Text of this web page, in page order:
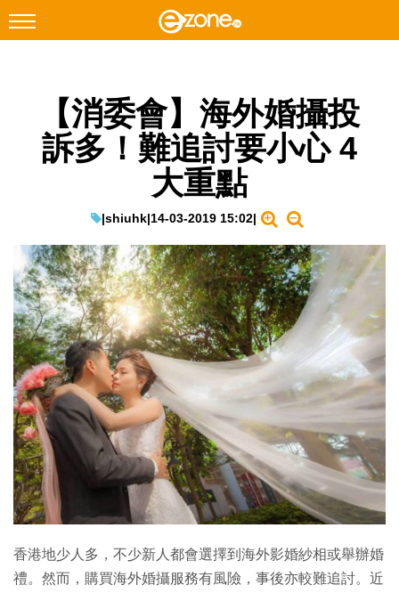
Facebook Instagram
科技焦點
教學評測
EduTech
IT Times
生成式AI與雲端應用
Enterprise Digital Transformation
特集
【消委會】海外婚攝投
訴多！難追討要小心 4
大重點
|shiuhk|14-03-2019 15:02|
香港地少人多，不少新人都會選擇到海外影婚紗相或舉辦婚
禮。然而，購買海外婚攝服務有風險，事後亦較難追討。近